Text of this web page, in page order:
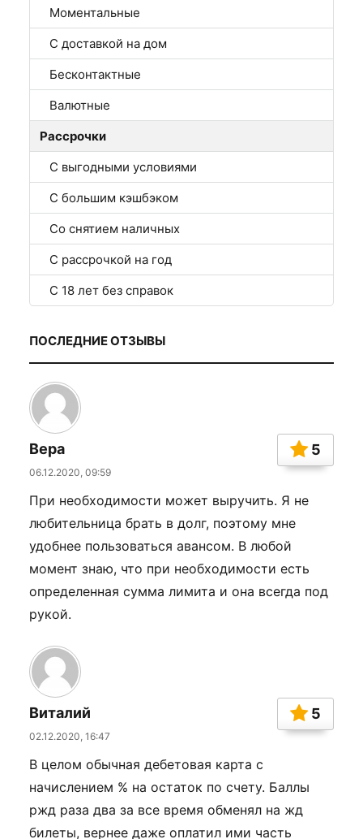
Моментальные
С доставкой на дом
Бесконтактные
Валютные
Рассрочки
С выгодными условиями
С большим кэшбэком
Со снятием наличных
С рассрочкой на год
С 18 лет без справок
ПОСЛЕДНИЕ ОТЗЫВЫ
Вера
06.12.2020, 09:59
5
При необходимости может выручить. Я не
любительница брать в долг, поэтому мне
удобнее пользоваться авансом. В любой
момент знаю, что при необходимости есть
определенная сумма лимита и она всегда под
рукой.
Виталий
02.12.2020, 16:47
5
В целом обычная дебетовая карта с
начислением % на остаток по счету. Баллы
ржд раза два за все время обменял на жд
билеты, вернее даже оплатил ими часть